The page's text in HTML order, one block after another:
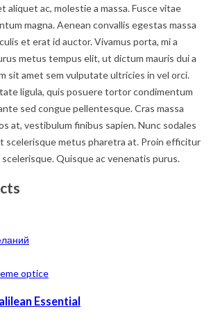
aliquet ac, molestie a massa. Fusce vitae
magna. Aenean convallis egestas massa
et erat id auctor. Vivamus porta, mi a
metus tempus elit, ut dictum mauris dui a
sit amet sem vulputate ultricies in vel orci.
ligula, quis posuere tortor condimentum
sed congue pellentesque. Cras massa
at, vestibulum finibus sapien. Nunc sodales
scelerisque metus pharetra at. Proin efficitur
Quisque ac venenatis purus.
optice
Essential